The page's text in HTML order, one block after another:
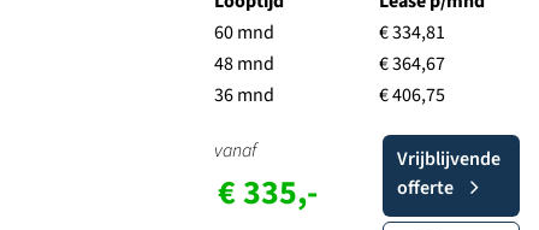
60 mnd
48 mnd
36 mnd
€ 334,81
€ 364,67
€ 406,75
vanaf
€ 335,-
Vrijblijvende
offerte